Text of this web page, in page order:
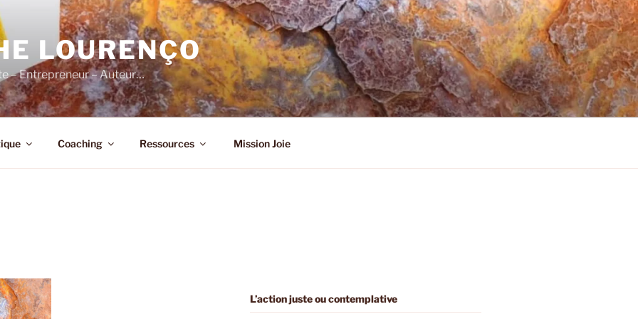
LOURENÇO
– Entrepreneur – Auteur…
Coaching Ressources Mission Joie
L’action juste ou contemplative